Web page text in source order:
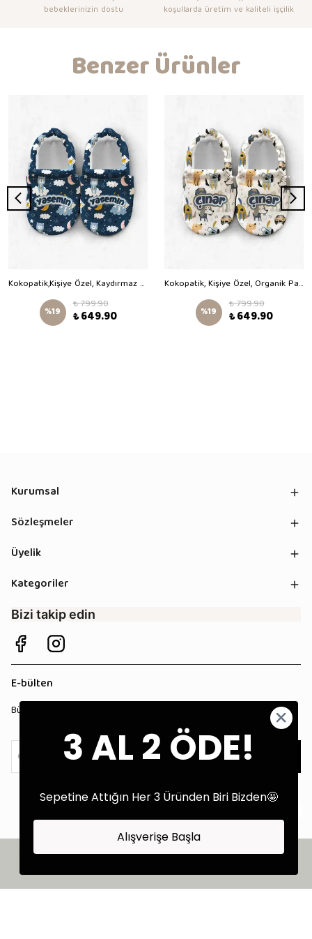
bebeklerinizin dostu
koşullarda üretim ve kaliteli işçilik
Benzer Ürünler
Kokopatik,Kişiye Özel, Kaydırmaz Taban,Organik Pamuk Astarlı Ev Patiği,İlk Adım Ayakkabısı,İyi Geceler Desenli Patik
%19 ₺ 799.90
₺ 649.90
Kokopatik, Kişiye Özel, Organik Pamuk Bebek Patiği,Kaydırmaz Taban,Yenidoğan Patik,Ev Kreş Ayakkabısı,Gözlüklü Köpek Desen Patik
%19 ₺ 799.90
₺ 649.90
Kurumsal
Sözleşmeler
Üyelik
Kategoriler
Bizi takip edin
E-bülten
Bültenimize kaydolun, tüm kampanyalardan anında haberdar olun!
©2025 Tüm Hakları Saklıdır - Tekstil Performans Pazarlama Ajansı:
Kokopatik
3 AL 2 ÖDE!
Sepetine Attığın Her 3 Üründen Biri Bizden🤩
Alışverişe Başla